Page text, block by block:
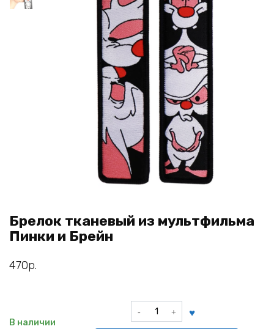
Брелок тканевый из мультфильма
Пинки и Брейн
470р.
В наличии
Количество
товара